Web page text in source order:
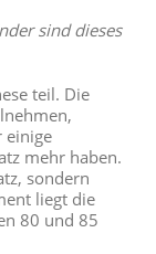
sind dieses
teil. Die
einige
mehr haben.
sondern
liegt die
80 und 85